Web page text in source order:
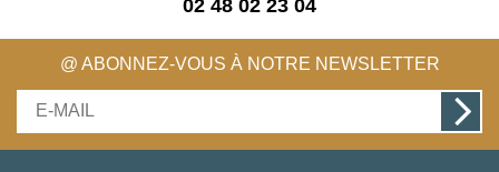
02 48 02 23 04
@ ABONNEZ-VOUS À NOTRE NEWSLETTER